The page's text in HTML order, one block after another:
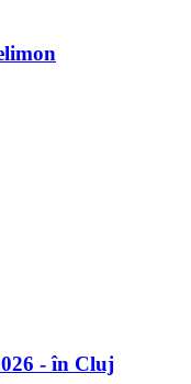
- în Cluj